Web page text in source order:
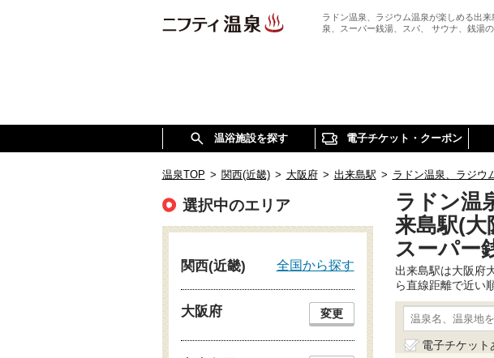
ラドン温泉、ラジウム温泉が楽しめる出
泉、スーパー銭湯、スパ、 サウナ、銭湯
温浴施設を探す 電子チケット・クーポン
温泉TOP > 関西(近畿) > 大阪府 > 出来島駅 > ラドン温泉、ラジウ
ラドン温
来島駅(大
スーパー
出来島駅は大阪府
ら直線距離で近い
電子チケット
選択中のエリア
関西(近畿) 全国から探す
大阪府 変更